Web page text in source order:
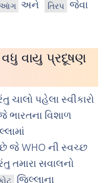
અને તિરપ
જેવા
વધુ વાયુ પ્રદૂષણ
ચાલો પહેલા સ્વીકારો
વિશાળ
છે જે WHO ની સ્વચ્છ
તમારા સવાલનો
જિલ્લાના